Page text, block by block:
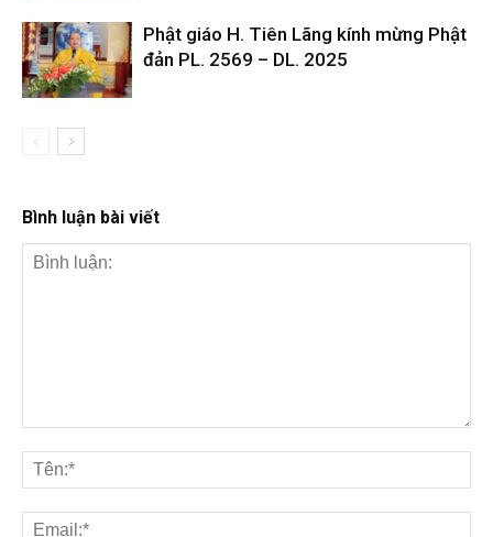
Phật giáo H. Tiên Lãng kính mừng Phật
đản PL. 2569 – DL. 2025
Bình luận bài viết